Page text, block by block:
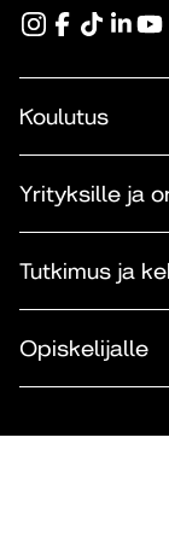
Koulutus
Yrityksille ja
Tutkimus ja
Opiskelijalle